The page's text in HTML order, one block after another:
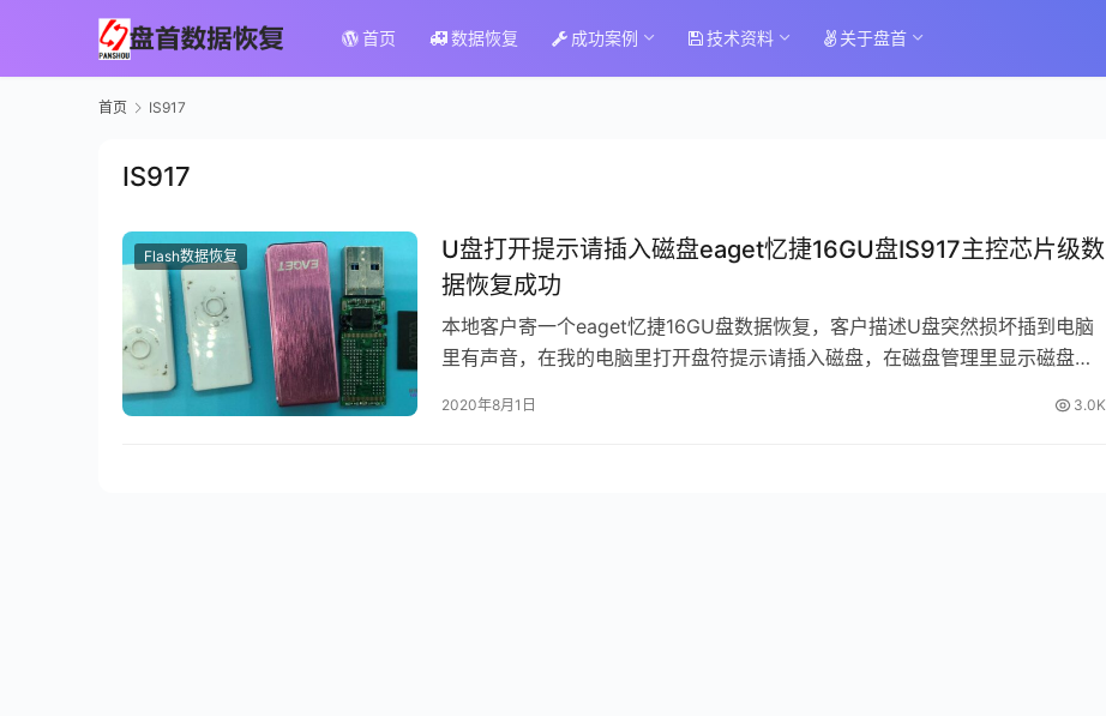
首页 数据恢复 成功案例 技术资料 关于盘首
首页 IS917
IS917
Flash数据恢复
U盘打开提示请插入磁盘eaget忆捷16GU盘IS917主控芯片级数
据恢复成功
本地客户寄一个eaget忆捷16GU盘数据恢复，客户描述U盘突然损坏插到电脑
里有声音，在我的电脑里打开盘符提示请插入磁盘，在磁盘管理里显示磁盘无
2020年8月1日 3.0K